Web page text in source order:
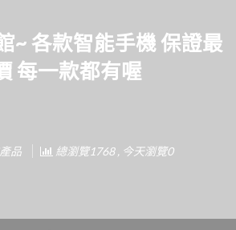
~ 各款智能手機 保證最
每一款都有喔
品 總瀏覽1768 , 今天瀏覽0